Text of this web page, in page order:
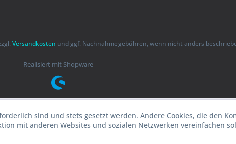
Versandkosten und ggf. Nachnahmegebühren, wenn nicht anders
Realisiert mit Shopware
sind und stets gesetzt werden. Andere Cookies, die den
mit anderen Websites und sozialen Netzwerken vereinfachen